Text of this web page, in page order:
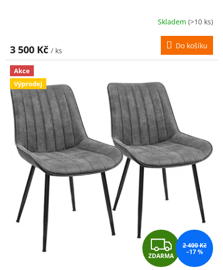
R
M
A
Skladem (>10 ks)
3 500 Kč / ks
Do košíku
Akce
Výprodej
Z
D
ZDARMA
2 400 Kč
–17 %